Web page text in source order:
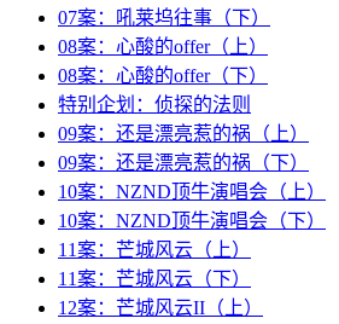
07案：吼莱坞往事（下）
08案：心酸的offer（上）
08案：心酸的offer（下）
特别企划：侦探的法则
09案：还是漂亮惹的祸（上）
09案：还是漂亮惹的祸（下）
10案：NZND顶牛演唱会（上）
10案：NZND顶牛演唱会（下）
11案：芒城风云（上）
11案：芒城风云（下）
12案：芒城风云II（上）